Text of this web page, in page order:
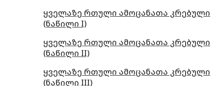
ყველაზე რთული ამოცანათა კრებული
(ნაწილი I)
ყველაზე რთული ამოცანათა კრებული
(ნაწილი II)
ყველაზე რთული ამოცანათა კრებული
(ნაწილი III)